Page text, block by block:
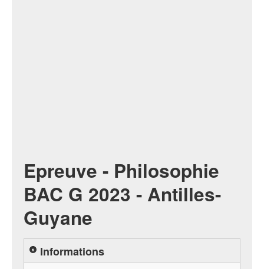
Epreuve - Philosophie
BAC G 2023 - Antilles-
Guyane
Informations